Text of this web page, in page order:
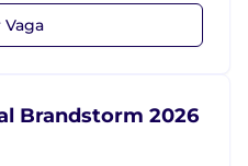
Brandstorm 2026